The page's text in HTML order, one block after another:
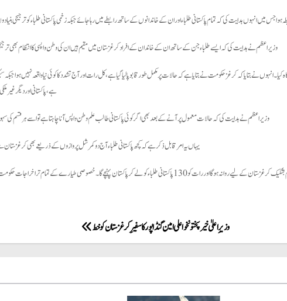
میں انہوں ہدایت کی کہ تمام پاکستانی طلباء اور ان کے خاندانوں کے ساتھ رابطے میں رہا جائے جبکہ زخمی پاکستانی طلباء کو ترجیحی
وزیراعظم نے ہدایت کی کہ ایسے طلباء جن کے ساتھ ان کے خاندان کے افراد کرغزستان میں مقیم ہیں ان کی وطن واپسی کا انتظام بھی
نے بتایا کہ کرغز حکومت نے بتایا ہے کہ حالات پر مکمل طور قابو پا لیا گیا ہے، کل رات اور آج تشدد کا کوئی نیا واقعہ نہیں ہوا جبکہ
ہے، پاکستانی اور دیگر غیر
وزیراعظم نے ہدایت کی کہ حالات معمول پر آنے کے بعد بھی اگر کوئی پاکستانی طالب علم وطن واپس آنا چاہتا ہے تو اسے ہر قسم کی
یہاں یہ امر قابل ذکر ہے کہ کچھ پاکستانی طلباء آج دو کمرشل پروازوں کے ذریعے بھی
کو لے کر پاکستان پہنچے گا۔ خصوصی طیارے کے تمام تر اخراجات حکومت پاکستان ادا کرے گی۔
وزیرِ اعلیٰ خیرپختونخوا علی امین گنڈاپور کا سفیرِ کرغزستان کو خط